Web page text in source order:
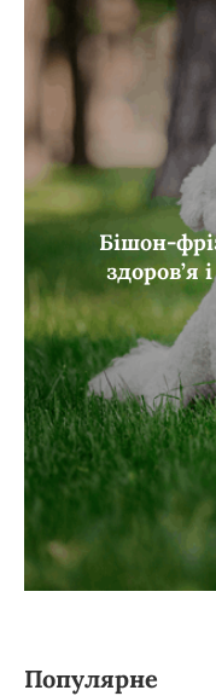
Бішон-
здоров’я
Популярне